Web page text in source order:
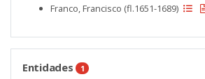
Franco, Francisco (fl.1651-1689)
Entidades 1